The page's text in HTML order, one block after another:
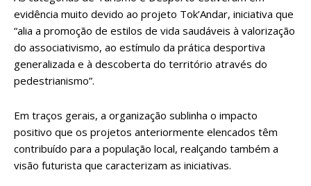
evidência muito devido ao projeto Tok’Andar, iniciativa que
“alia a promoção de estilos de vida saudáveis à valorização
do associativismo, ao estímulo da prática desportiva
generalizada e à descoberta do território através do
pedestrianismo”.
Em traços gerais, a organização sublinha o impacto
positivo que os projetos anteriormente elencados têm
contribuído para a população local, realçando também a
visão futurista que caracterizam as iniciativas.